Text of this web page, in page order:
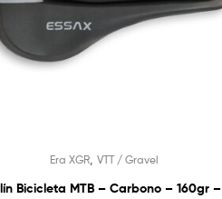
Era XGR ,VTT / Gravel
Bicicleta MTB – Carbono – 160gr –